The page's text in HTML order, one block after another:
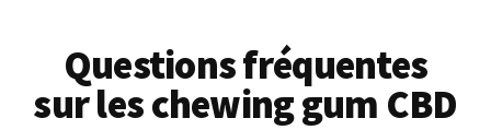
Questions fréquentes
sur les chewing gum CBD